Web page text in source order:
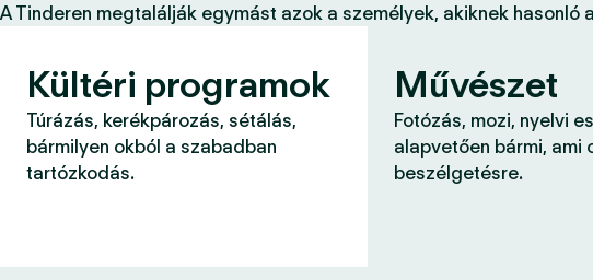
A Tinderen megtalálják egymást azok a személyek, akiknek
Kültéri programok
Túrázás, kerékpározás, sétálás,
bármilyen okból a szabadban
tartózkodás.
Művészet
Fotózás, mozi, nyelvi
alapvetően bármi, ami
beszélgetésre.